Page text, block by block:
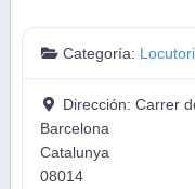
Categoría:
Dirección:Carrer
Barcelona
Catalunya
08014